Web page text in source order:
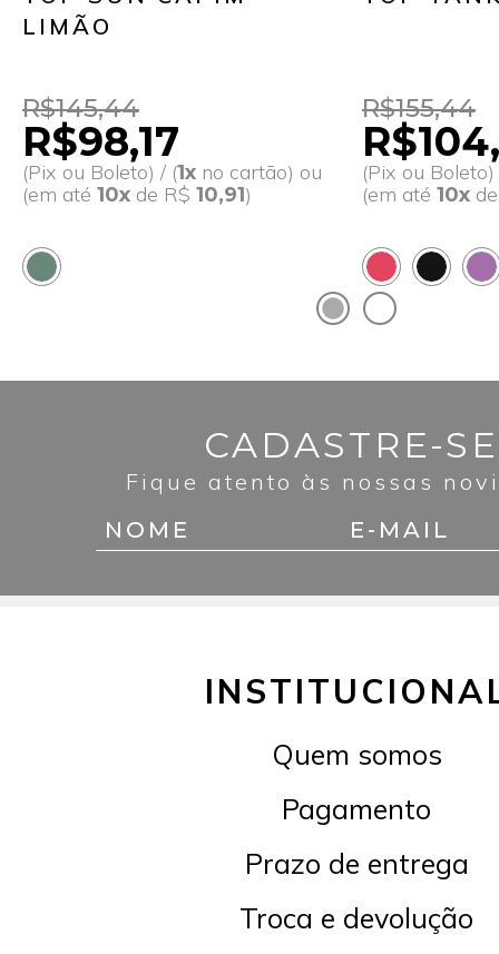
LIMÃO
R$145,44
R$98,17
(Pix ou Boleto) / (1x no cartão) ou
(em até 10x de R$ 10,91)
R$155,44
(Pix ou Boleto)
(em até 10x
CADASTRE-
Fique atento às nossas
Quem somos
Pagamento
Prazo de entrega
Troca e devolução